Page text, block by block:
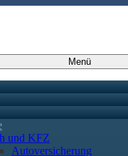
Menü
und KFZ
Autoversicherung